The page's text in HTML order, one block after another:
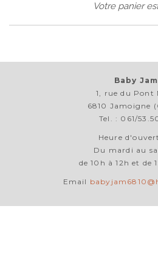
Votre panier
Baby Jam
1, rue du Pont
6810 Jamoigne
Tel. : 061/
Heure
Du mardi au
de 10h à 12h et de
Email